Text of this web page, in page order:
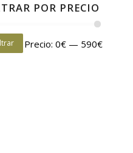
POR PRECIO
Precio: 0€ — 590€